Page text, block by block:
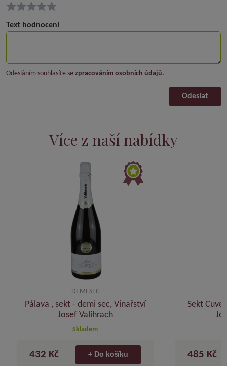
Text hodnocení
Odesláním souhlasíte se zpracováním osobních údajů.
Odeslat
Více z naší nabídky
Zlatá medaile Lyon 2018
DEMI SEC
Pálava , sekt - demi sec, Vinařství
Josef Valihrach
Skladem
432 Kč + Do košíku
Sekt
485 Kč